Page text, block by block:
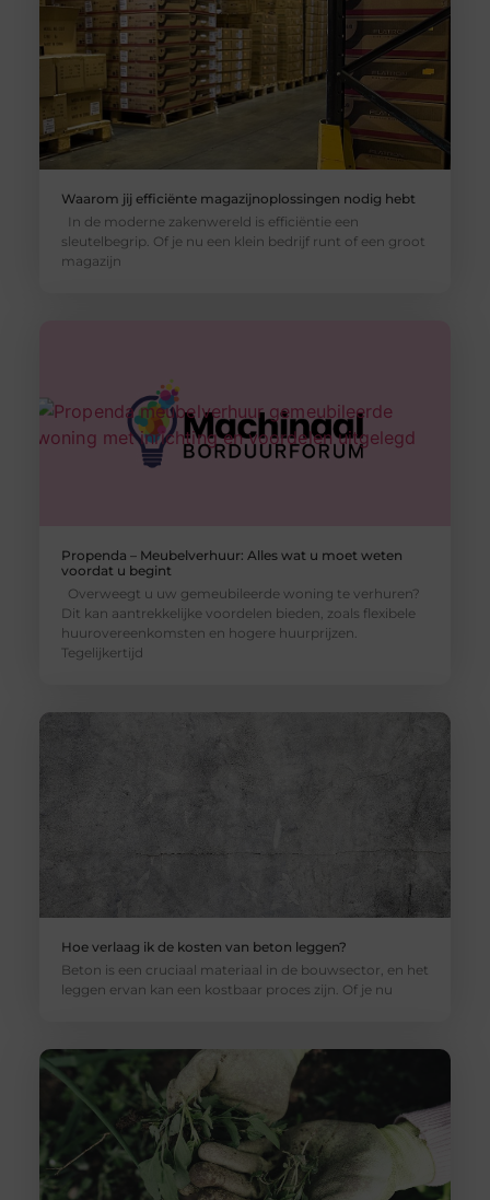
Waarom jij efficiënte magazijnoplossingen nodig hebt
In de moderne zakenwereld is efficiëntie een
sleutelbegrip. Of je nu een klein bedrijf runt of een groot
magazijn
Propenda – Meubelverhuur: Alles wat u moet weten
voordat u begint
Overweegt u uw gemeubileerde woning te verhuren?
Dit kan aantrekkelijke voordelen bieden, zoals flexibele
huurovereenkomsten en hogere huurprijzen.
Tegelijkertijd
Hoe verlaag ik de kosten van beton leggen?
Beton is een cruciaal materiaal in de bouwsector, en het
leggen ervan kan een kostbaar proces zijn. Of je nu